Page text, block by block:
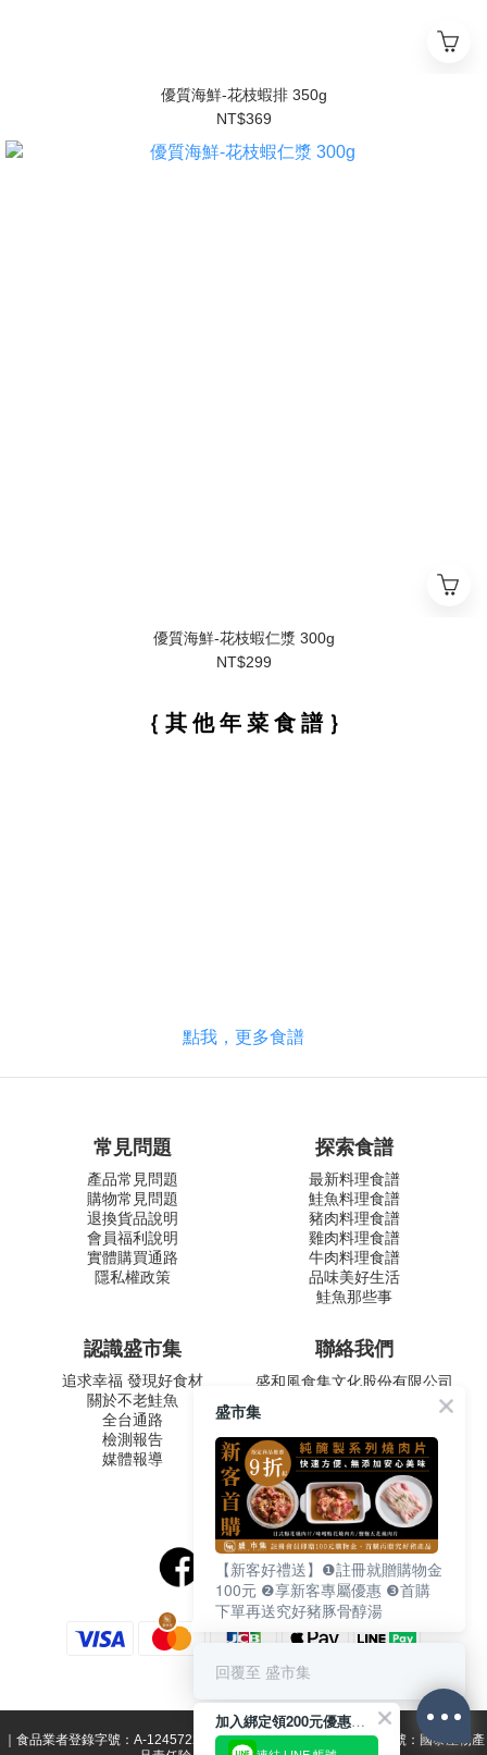
優質海鮮-花枝蝦排 350g
NT$369
優質海鮮-花枝蝦仁漿 300g
NT$299
｛ 其 他 年 菜 食 譜 ｝
點我，更多食譜
常見問題
產品常見問題
購物常見問題
退換貨品說明
會員福利說明
實體購買通路
隱私權政策
探索食譜
最新料理食譜
鮭魚料理食譜
豬肉料理食譜
雞肉料理食譜
牛肉料理食譜
品味美好生活
鮭魚那些事
認識盛市集
追求幸福 發現好食材
關於不老鮭魚
全台通路
檢測報告
媒體報導
聯絡我們
盛和風食集文化股份有限公司
周一至五 9:00-12:30 ∣ 13:30-
17:30
客服專線：02-2795-5800
台北市內湖區南京東路六段
487號9F
｜食品業者登錄字號：A-124572247-00000-1 ｜ 投保產品責任險字號：國泰產物產
盛市集
【新客好禮送】❶註冊就贈購物金
100元 ❷享新客專屬優惠 ❸首購
下單再送究好豬豚骨醇湯
回覆至 盛市集
加入綁定領200元優惠券！